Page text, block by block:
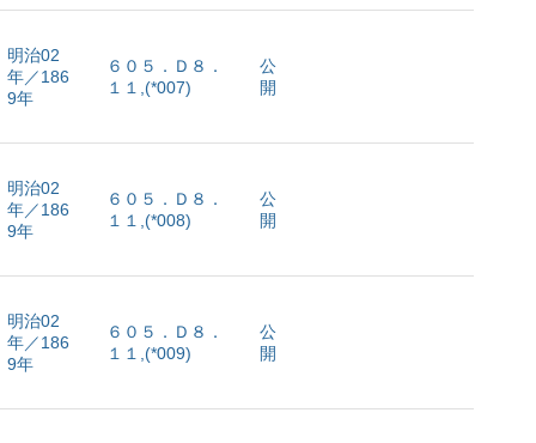
明治02
年／186
9年
６０５．Ｄ８．
１１,(*007)
公
開
明治02
年／186
9年
６０５．Ｄ８．
１１,(*008)
公
開
明治02
年／186
9年
６０５．Ｄ８．
１１,(*009)
公
開